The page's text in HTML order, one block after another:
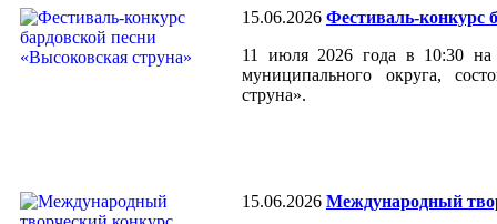
15.06.2026 Фестиваль-конкурс
11 июля 2026 года в 10:30 на
муниципального округа,
струна».
15.06.2026 Международный